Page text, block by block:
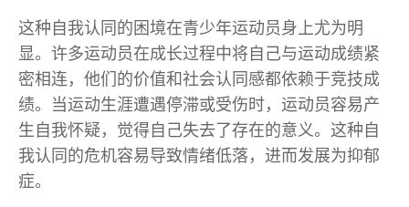
这种自我认同的困境在青少年运动员身上尤为明
显。许多运动员在成长过程中将自己与运动成绩紧
密相连，他们的价值和社会认同感都依赖于竞技成
绩。当运动生涯遭遇停滞或受伤时，运动员容易产
生自我怀疑，觉得自己失去了存在的意义。这种自
我认同的危机容易导致情绪低落，进而发展为抑郁
症。